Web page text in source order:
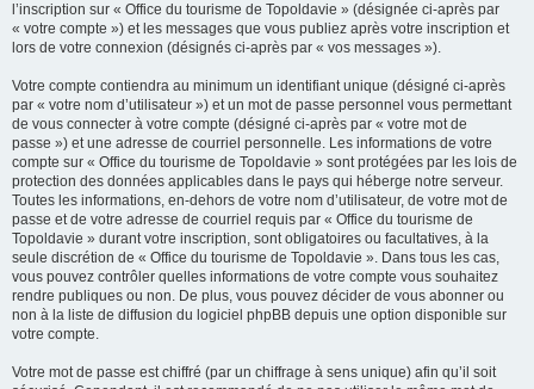
l’inscription sur « Office du tourisme de Topoldavie » (désignée ci-après par
« votre compte ») et les messages que vous publiez après votre inscription et
lors de votre connexion (désignés ci-après par « vos messages »).
Votre compte contiendra au minimum un identifiant unique (désigné ci-après
par « votre nom d’utilisateur ») et un mot de passe personnel vous permettant
de vous connecter à votre compte (désigné ci-après par « votre mot de
passe ») et une adresse de courriel personnelle. Les informations de votre
compte sur « Office du tourisme de Topoldavie » sont protégées par les lois de
protection des données applicables dans le pays qui héberge notre serveur.
Toutes les informations, en-dehors de votre nom d’utilisateur, de votre mot de
passe et de votre adresse de courriel requis par « Office du tourisme de
Topoldavie » durant votre inscription, sont obligatoires ou facultatives, à la
seule discrétion de « Office du tourisme de Topoldavie ». Dans tous les cas,
vous pouvez contrôler quelles informations de votre compte vous souhaitez
rendre publiques ou non. De plus, vous pouvez décider de vous abonner ou
non à la liste de diffusion du logiciel phpBB depuis une option disponible sur
votre compte.
Votre mot de passe est chiffré (par un chiffrage à sens unique) afin qu’il soit